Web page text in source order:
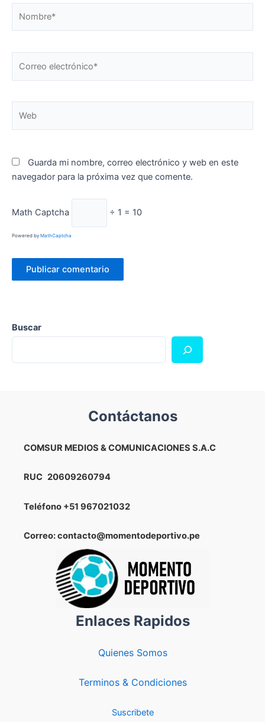
electrónico*
Guarda mi nombre, correo electrónico y web en este
navegador para la próxima vez que comente.
Math Captcha ÷ 1 = 10
Powered by MathCaptcha
Buscar
Contáctanos
COMSUR MEDIOS & COMUNICACIONES S.A.C
RUC 20609260794
Teléfono +51 967021032
Correo: contacto@momentodeportivo.pe
Enlaces Rapidos
Quienes Somos
Terminos & Condiciones
Suscribete